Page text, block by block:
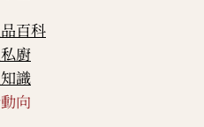
百科
廚
識
向